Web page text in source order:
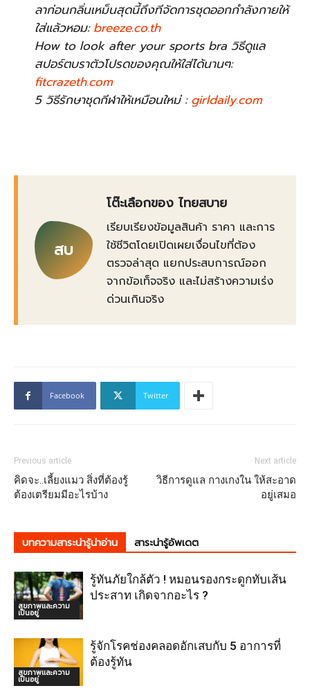
ลาก่อนกลิ่นเหม็นสุดนี้ถึงทีจัดการชุดออกกำลังกายให้
ใส่แล้วหอม:breeze.co.th
How to look after your sports bra วิธีดูแล
สปอร์ตบราตัวโปรดของคุณให้ใส่ได้นานๆ:
fitcrazeth.com
5 วิธีรักษาชุดกีฬาให้เหมือนใหม่ :girldaily.com
สบ
โต๊ะเลือกของ ไทยสบาย
เรียบเรียงข้อมูลสินค้า ราคา และการ
ใช้ชีวิตโดยเปิดเผยเงื่อนไขที่ต้อง
ตรวจล่าสุด แยกประสบการณ์ออก
จากข้อเท็จจริง และไม่สร้างความเร่ง
ด่วนเกินจริง
Facebook Twitter
Previous article
คิดจะ..เลี้ยงแมว สิ่งที่ต้องรู้
ต้องเตรียมมีอะไรบ้าง
Next article
วิธีการดูแล กางเกงใน ให้สะอาด
อยู่เสมอ
บทความสาระน่ารู้น่าอ่าน สาระน่ารู้อัพเดต
สุขภาพและความ
เป็นอยู่
รู้ทันภัยใกล้ตัว ! หมอนรองกระดูกทับเส้น
ประสาท เกิดจากอะไร ?
สุขภาพและความ
เป็นอยู่
รู้จักโรคช่องคลอดอักเสบกับ 5 อาการที่
ต้องรู้ทัน